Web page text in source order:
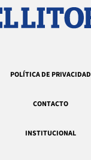
POLÍTICA DE PRIVACIDAD
CONTACTO
INSTITUCIONAL